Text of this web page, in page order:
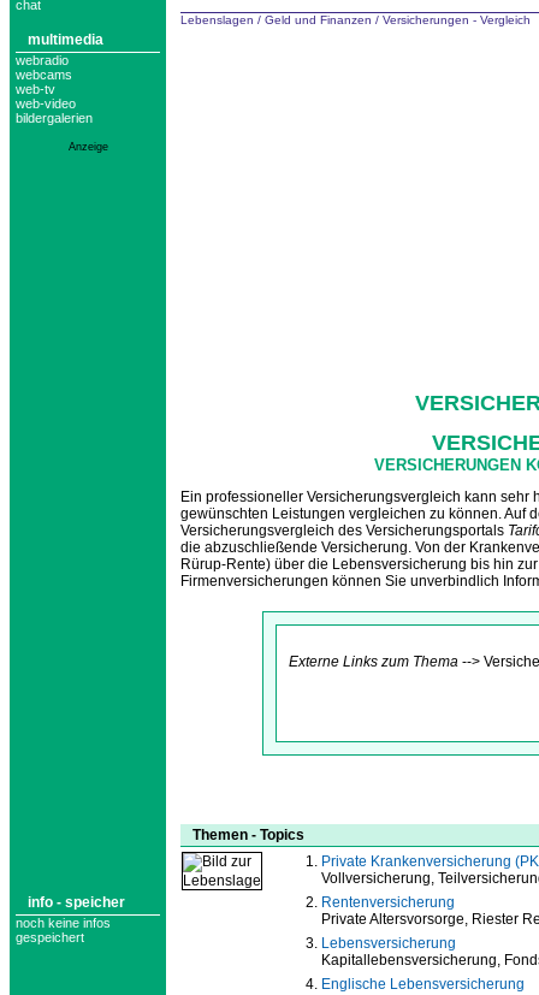
chat
multimedia
webradio
webcams
web-tv
web-video
bildergalerien
Anzeige
info - speicher
noch keine infos
gespeichert
Lebenslagen / Geld und Finanzen / Versicherungen - Vergleich
VERSICHERUNGEN
Ein professioneller Versicherungsvergleich kann
gewünschten Leistungen vergleichen zu können. Auf
Versicherungsvergleich des Versicherungsportals
die abzuschließende Versicherung. Von der
Rürup-Rente) über die Lebensversicherung bis hin
Firmenversicherungen können Sie unverbindlich
Externe Links zum Thema -->
Themen - Topics
Private Krankenversicherung
Vollversicherung,
Rentenversicherung
Private Altersvorsorge, Riester
Lebensversicherung
Kapitallebensversicherung,
Englische Lebensversicherung